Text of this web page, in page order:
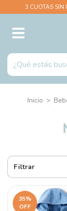
3 CUOTAS SIN
Inicio >
Filtrar
35%
OFF